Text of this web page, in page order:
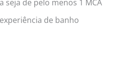
seja de pelo menos 1 MCA
de banho